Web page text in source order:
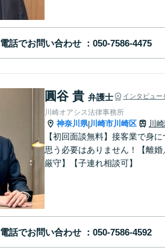
電話でお問い合わせ
圓谷 貴 弁護士 インタビュー
川崎オアシス法律事務所
神奈川県|川崎市川崎区 川
【初回面談無料】接客業で身
思う必要はありません！【離
厳守】【子連れ相談可】
電話でお問い合わせ